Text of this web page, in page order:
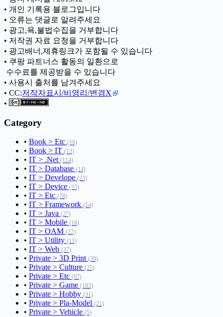
• 개인 기록용 블로그입니다
• 오류는 댓글로 알려주세요
• 광고,욕,불법수집을 거부합니다
• 저작권 자료 요청을 거부합니다
• 광고배너,제휴링크가 포함될 수 있습니다
• 쿠팡 파트너스 활동의 일환으로
ㅤ 수수료를 제공받을 수 있습니다
• 사용시 출처를 남겨주세요
• CC:저작자표시/비영리/변경X
•
Category
• Book > Etc (10)
• Book > IT (13)
• IT > .Net (114)
• IT > Database (14)
• IT > Develope (23)
• IT > Device (35)
• IT > Etc (78)
• IT > Framework (14)
• IT > Java (27)
• IT > Mobile (18)
• IT > OAM (27)
• IT > Utility (11)
• IT > Web (37)
• Private > 3D Print (39)
• Private > Culture (25)
• Private > Etc (97)
• Private > Game (183)
• Private > Hobby (31)
• Private > Pla-Model (21)
• Private > Vehicle (5)